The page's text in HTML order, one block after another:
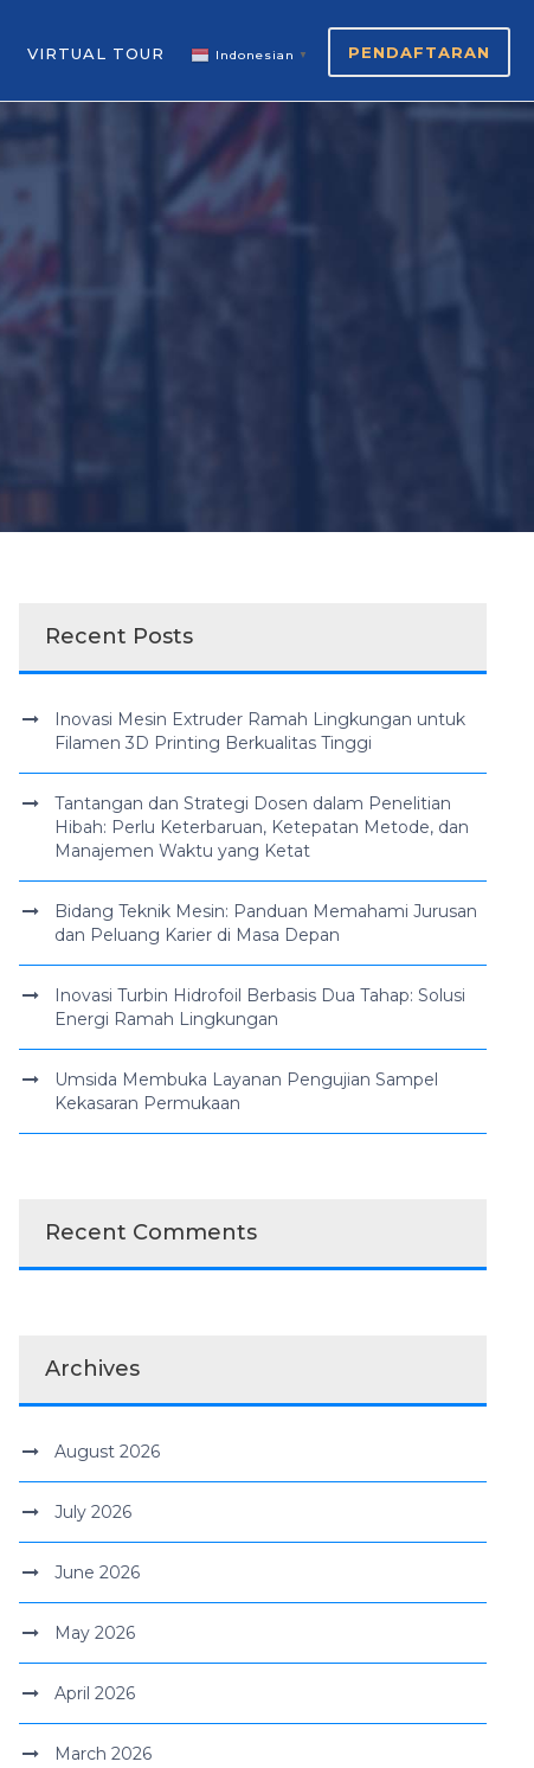
VIRTUAL TOUR Indonesian ▼ PENDAFTARAN
Recent Posts
Inovasi Mesin Extruder Ramah Lingkungan untuk
Filamen 3D Printing Berkualitas Tinggi
Tantangan dan Strategi Dosen dalam Penelitian
Hibah: Perlu Keterbaruan, Ketepatan Metode, dan
Manajemen Waktu yang Ketat
Bidang Teknik Mesin: Panduan Memahami Jurusan
dan Peluang Karier di Masa Depan
Inovasi Turbin Hidrofoil Berbasis Dua Tahap: Solusi
Energi Ramah Lingkungan
Umsida Membuka Layanan Pengujian Sampel
Kekasaran Permukaan
Recent Comments
Archives
August 2026
July 2026
June 2026
May 2026
April 2026
March 2026